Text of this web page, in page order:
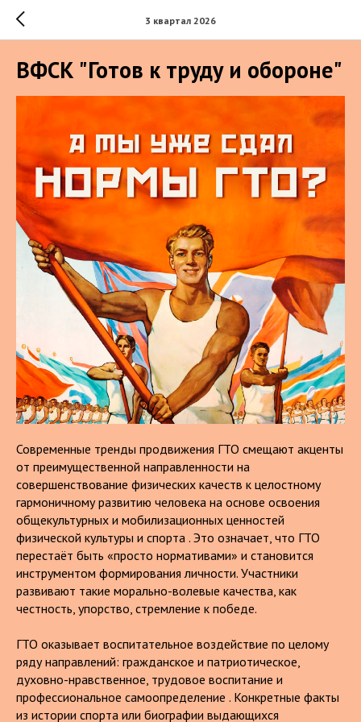
3 квартал 2026
ВФСК "Готов к труду и обороне"
Современные тренды продвижения ГТО смещают акценты
от преимущественной направленности на
совершенствование физических качеств к целостному
гармоничному развитию человека на основе освоения
общекультурных и мобилизационных ценностей
физической культуры и спорта . Это означает, что ГТО
перестаёт быть «просто нормативами» и становится
инструментом формирования личности. Участники
развивают такие морально-волевые качества, как
честность, упорство, стремление к победе.
ГТО оказывает воспитательное воздействие по целому
ряду направлений: гражданское и патриотическое,
духовно-нравственное, трудовое воспитание и
профессиональное самоопределение . Конкретные факты
из истории спорта или биографии выдающихся